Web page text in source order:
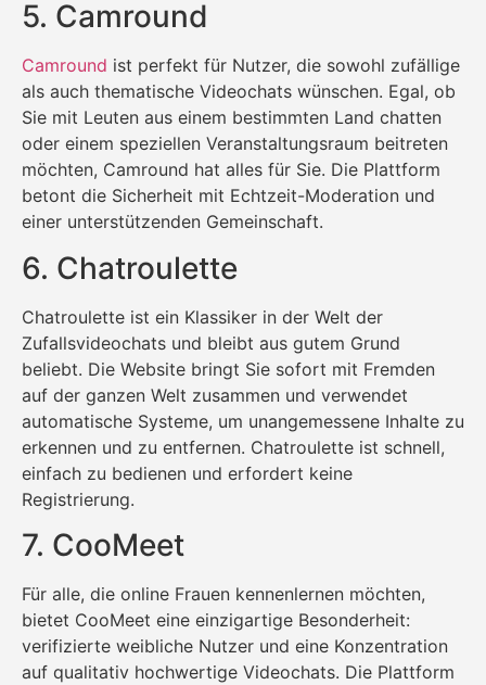
5. Camround
Camround ist perfekt für Nutzer, die sowohl zufällige
als auch thematische Videochats wünschen. Egal, ob
Sie mit Leuten aus einem bestimmten Land chatten
oder einem speziellen Veranstaltungsraum beitreten
möchten, Camround hat alles für Sie. Die Plattform
betont die Sicherheit mit Echtzeit-Moderation und
einer unterstützenden Gemeinschaft.
6. Chatroulette
Chatroulette ist ein Klassiker in der Welt der
Zufallsvideochats und bleibt aus gutem Grund
beliebt. Die Website bringt Sie sofort mit Fremden
auf der ganzen Welt zusammen und verwendet
automatische Systeme, um unangemessene Inhalte zu
erkennen und zu entfernen. Chatroulette ist schnell,
einfach zu bedienen und erfordert keine
Registrierung.
7. CooMeet
Für alle, die online Frauen kennenlernen möchten,
bietet CooMeet eine einzigartige Besonderheit:
verifizierte weibliche Nutzer und eine Konzentration
auf qualitativ hochwertige Videochats. Die Plattform